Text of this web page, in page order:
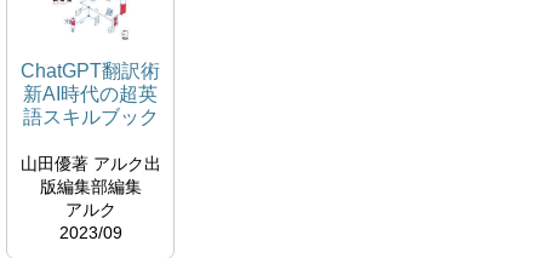
ChatGPT翻訳術
新AI時代の超英
語スキルブック
山田優著 アルク出
版編集部編集
アルク
2023/09